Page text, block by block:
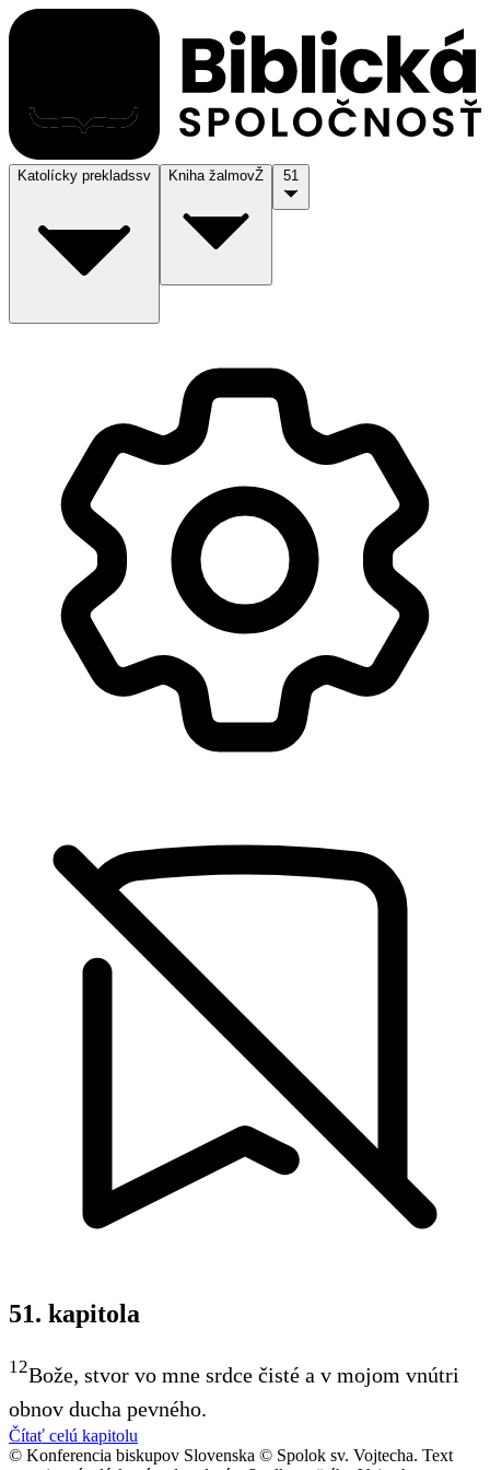
Katolícky prekladssv Kniha žalmovŽ
51. kapitola
12Bože, stvor vo mne srdce čisté a v mojom vnútri
obnov ducha pevného.
Čítať celú kapitolu
© Konferencia biskupov Slovenska © Spolok sv. Vojtecha. Text